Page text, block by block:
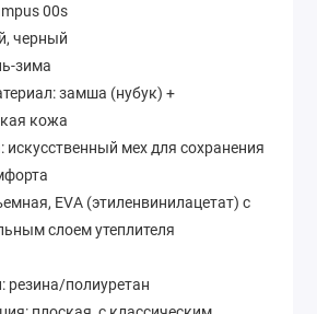
00s
черный
зима
замша (нубук) +
кожа
искусственный мех для сохранения
EVA (этиленвинилацетат) с
слоем утеплителя
резина/полиуретан